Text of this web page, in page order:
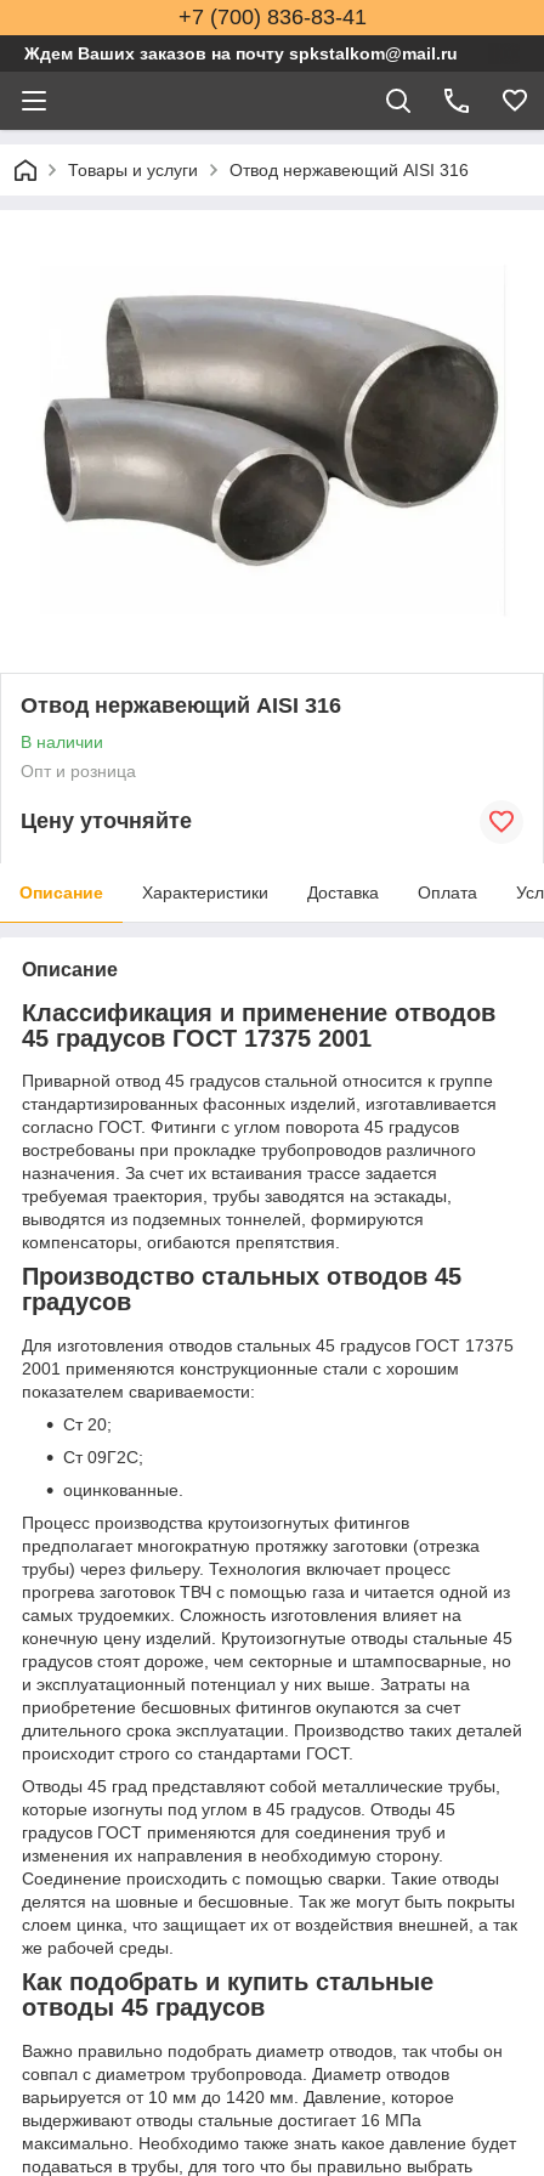
+7 (700) 836-83-41
Ждем Ваших заказов на почту spkstalkom@mail.ru
Товары и услуги Отвод нержавеющий AISI 316
Отвод нержавеющий AISI 316
В наличии
Опт и розница
Цену уточняйте
Описание Характеристики Доставка Оплата
Описание
Классификация и применение отводов
45 градусов ГОСТ 17375 2001
Приварной отвод 45 градусов стальной относится к группе
стандартизированных фасонных изделий, изготавливается
согласно ГОСТ. Фитинги с углом поворота 45 градусов
востребованы при прокладке трубопроводов различного
назначения. За счет их встаивания трассе задается
требуемая траектория, трубы заводятся на эстакады,
выводятся из подземных тоннелей, формируются
компенсаторы, огибаются препятствия.
Производство стальных отводов 45
градусов
Для изготовления отводов стальных 45 градусов ГОСТ 17375
2001 применяются конструкционные стали с хорошим
показателем свариваемости:
Ст 20;
Ст 09Г2С;
оцинкованные.
Процесс производства крутоизогнутых фитингов
предполагает многократную протяжку заготовки (отрезка
трубы) через фильеру. Технология включает процесс
прогрева заготовок ТВЧ с помощью газа и читается одной из
самых трудоемких. Сложность изготовления влияет на
конечную цену изделий. Крутоизогнутые отводы стальные 45
градусов стоят дороже, чем секторные и штампосварные, но
и эксплуатационный потенциал у них выше. Затраты на
приобретение бесшовных фитингов окупаются за счет
длительного срока эксплуатации. Производство таких деталей
происходит строго со стандартами ГОСТ.
Отводы 45 град представляют собой металлические трубы,
которые изогнуты под углом в 45 градусов. Отводы 45
градусов ГОСТ применяются для соединения труб и
изменения их направления в необходимую сторону.
Соединение происходить с помощью сварки. Такие отводы
делятся на шовные и бесшовные. Так же могут быть покрыты
слоем цинка, что защищает их от воздействия внешней, а так
же рабочей среды.
Как подобрать и купить стальные
отводы 45 градусов
Важно правильно подобрать диаметр отводов, так чтобы он
совпал с диаметром трубопровода. Диаметр отводов
варьируется от 10 мм до 1420 мм. Давление, которое
выдерживают отводы стальные достигает 16 МПа
максимально. Необходимо также знать какое давление будет
подаваться в трубы, для того что бы правильно выбрать